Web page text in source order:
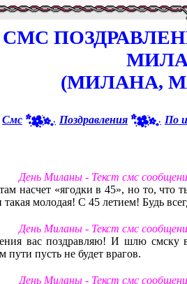
(МИЛАНА,
Смс Поздравления По
День Миланы - Текст смс
насчет «ягодки в 45», но то,
молодая! С 45 летием! Будь
День Миланы - Текст смс
вас поздравляю! И шлю смску
пусть не будет врагов.
День Миланы - Текст смс